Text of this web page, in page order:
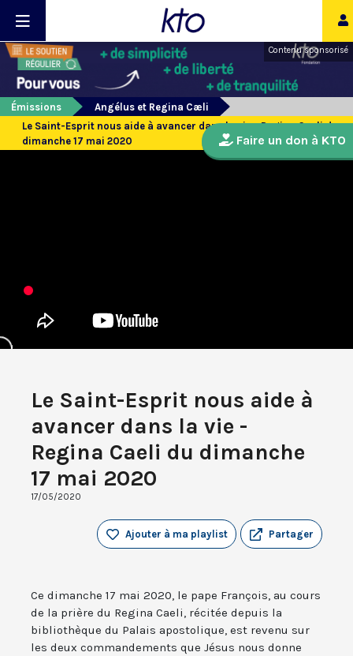
Contenu sponsorisé
Émissions
Angélus et Regina Cæli
Le Saint-Esprit nous aide à avancer dans la vie - Regina Caeli du
dimanche 17 mai 2020
Le Saint-Esprit nous aide à
avancer dans la vie -
Regina Caeli du dimanche
17 mai 2020
17/05/2020
Partager
Ajouter à ma playlist
Ce dimanche 17 mai 2020, le pape François, au cours
de la prière du Regina Caeli, récitée depuis la
bibliothèque du Palais apostolique, est revenu sur
les deux commandements que Jésus nous donne
Faire un don à KTO